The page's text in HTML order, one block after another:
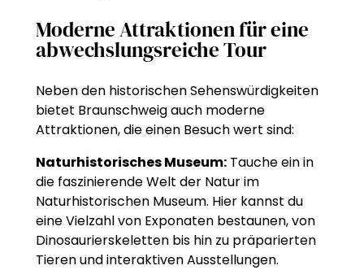
Moderne Attraktionen für eine
abwechslungsreiche Tour
Neben den historischen Sehenswürdigkeiten
bietet Braunschweig auch moderne
Attraktionen, die einen Besuch wert sind:
Naturhistorisches Museum:Tauche ein in
die faszinierende Welt der Natur im
Naturhistorischen Museum. Hier kannst du
eine Vielzahl von Exponaten bestaunen, von
Dinosaurierskeletten bis hin zu präparierten
Tieren und interaktiven Ausstellungen.